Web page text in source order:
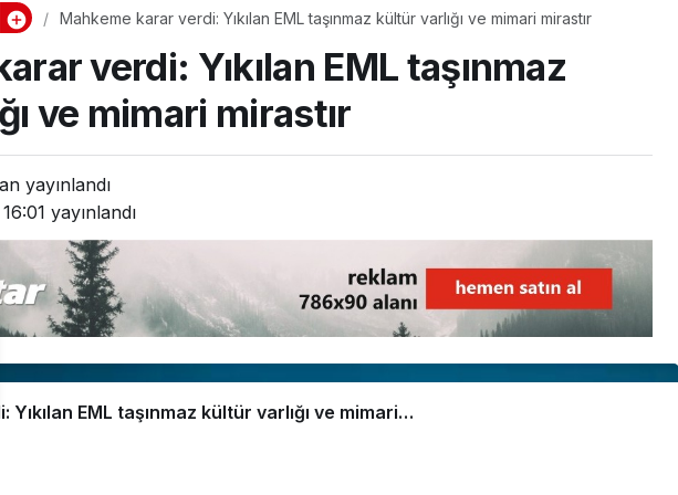
Mahkeme karar verdi: Yıkılan EML taşınmaz kültür varlığı ve mimari mirastır
verdi: Yıkılan EML taşınmaz
ve mimari mirastır
yayınlandı
yayınlandı